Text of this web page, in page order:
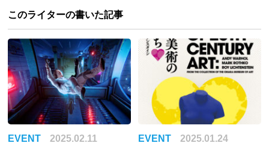
このライターの書いた記事
EVENT 2025.02.11 EVENT 2025.01.24